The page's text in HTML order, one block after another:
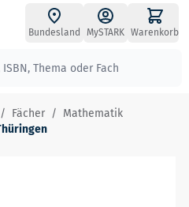
Bundesland MySTARK Warenkorb
/ Fächer / Mathematik